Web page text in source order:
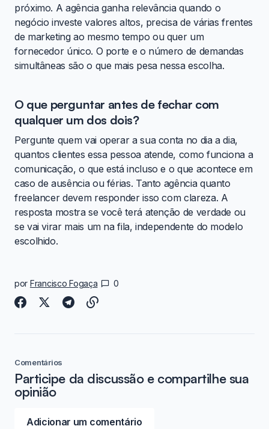
próximo. A agência ganha relevância quando o
negócio investe valores altos, precisa de várias frentes
de marketing ao mesmo tempo ou quer um
fornecedor único. O porte e o número de demandas
simultâneas são o que mais pesa nessa escolha.
O que perguntar antes de fechar com
qualquer um dos dois?
Pergunte quem vai operar a sua conta no dia a dia,
quantos clientes essa pessoa atende, como funciona a
comunicação, o que está incluso e o que acontece em
caso de ausência ou férias. Tanto agência quanto
freelancer devem responder isso com clareza. A
resposta mostra se você terá atenção de verdade ou
se vai virar mais um na fila, independente do modelo
escolhido.
por Francisco Fogaça 0
Comentários
Participe da discussão e compartilhe sua
opinião
Adicionar um comentário